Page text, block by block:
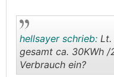
hellsayer schrieb: Lt.
gesamt ca. 30KWh
Verbrauch ein?